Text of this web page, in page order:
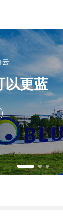
云
以更蓝